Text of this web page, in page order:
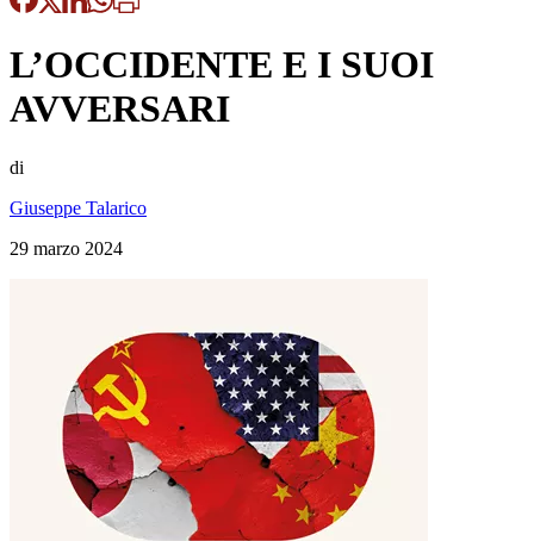
L’OCCIDENTE E I SUOI
AVVERSARI
di
Giuseppe Talarico
29 marzo 2024